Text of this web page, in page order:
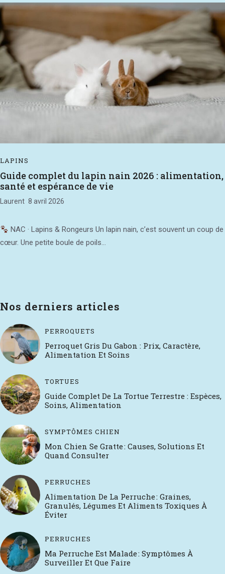
LAPINS
Guide complet du lapin nain 2026 : alimentation,
santé et espérance de vie
Laurent 8 avril 2026
NAC · Lapins & Rongeurs Un lapin nain, c’est souvent un coup de
cœur. Une petite boule de poils...
Nos derniers articles
PERROQUETS
Perroquet Gris Du Gabon : Prix, Caractère,
Alimentation Et Soins
TORTUES
Guide Complet De La Tortue Terrestre : Espèces,
Soins, Alimentation
SYMPTÔMES CHIEN
Mon Chien Se Gratte : Causes, Solutions Et
Quand Consulter
PERRUCHES
Alimentation De La Perruche : Graines,
Granulés, Légumes Et Aliments Toxiques À
Éviter
PERRUCHES
Ma Perruche Est Malade : Symptômes À
Surveiller Et Que Faire